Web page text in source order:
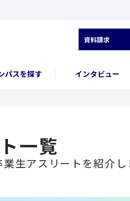
資料請求
パスを探す インタビュー
生アスリートを紹介し
一覧